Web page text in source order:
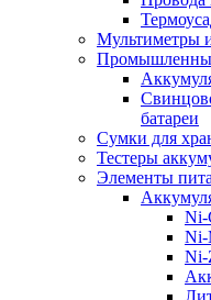
Мультиметры
батареи
Сумки для
Тестеры
Элементы
Ni-
Ni-
Ni-